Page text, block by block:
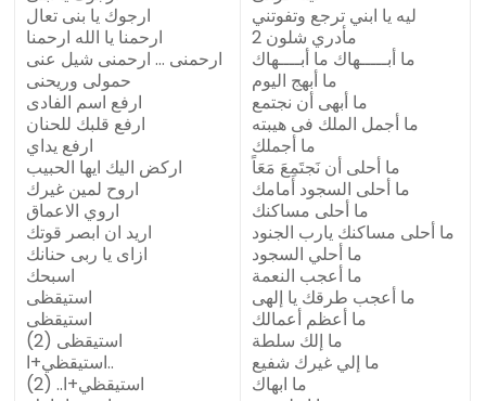
ارجوك يا بنى تعال
ارحمنا يا الله ارحمنا
ارحمنى … ارحمنى شيل عنى
حمولى وريحنى
ارفع اسم الفادى
ارفع قلبك للحنان
ارفع يداي
اركض اليك ايها الحبيب
اروح لمين غيرك
اروي الاعماق
اريد ان ابصر قوتك
ازاى يا ربى حنانك
اسبحك
استيقظى
استيقظى
استيقظى (2)
استيقظي+ا..
استيقظي+ا.. (2)
ليه يا ابني ترجع وتفوتني
مأدري شلون 2
ما أبـــــهاك ما أبــــهاك
ما أبهج اليوم
ما أبهى أن نجتمع
ما أجمل الملك فى هيبته
ما أجملك
ما أحلى أن نَجتَمِعَ مَعَاً
ما أحلى السجود أمامك
ما أحلى مساكنك
ما أحلى مساكنك يارب الجنود
ما أحلي السجود
ما أعجب النعمة
ما أعجب طرقك يا إلهى
ما أعظم أعمالك
ما إلك سلطة
ما إلي غيرك شفيع
ما ابهاك